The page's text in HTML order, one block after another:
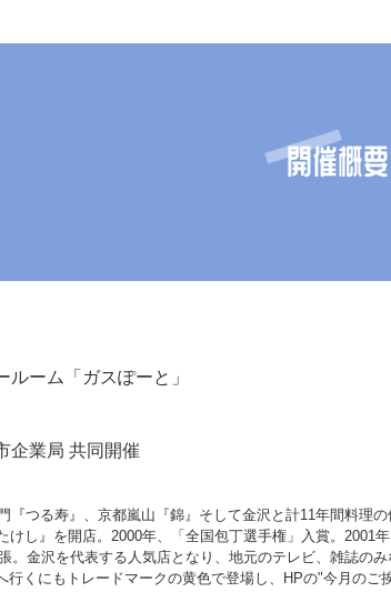
開催概要
ーム「ガスぽーと」
企業局 共同開催
『つる寿』、京都嵐山『錦』そして金沢と計11年間料理の
けし』を開店。2000年、「全国包丁選手権」入賞。2001
。金沢を代表する人気店となり、地元のテレビ、雑誌の
行くにもトレードマークの黄色で登場し、HPの"今月のご